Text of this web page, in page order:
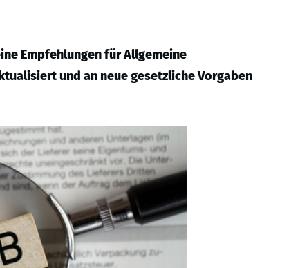
Empfehlungen für Allgemeine
und an neue gesetzliche Vorgaben